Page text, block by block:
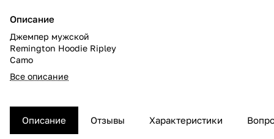
Описание
Джемпер мужской
Remington Hoodie Ripley
Camo
Все описание
Описание Отзывы Характеристики